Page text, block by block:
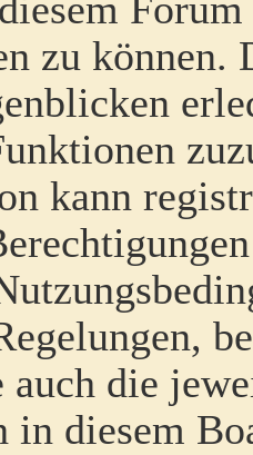
zu
kann
auch die
in diesem